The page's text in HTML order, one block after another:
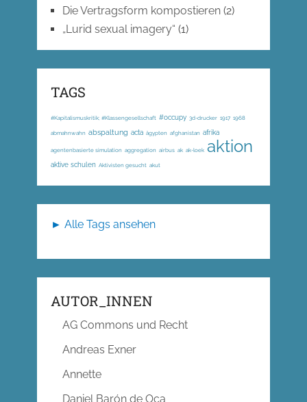
Die Vertragsform kompostieren(2)
„Lurid sexual imagery“ (1)
TAGS
#Kapitalismuskritik; #Klassengesellschaft #occupy 3d-drucker 1917 1968
abmahnwahn abspaltung acta ägypten afghanistan afrika
agentenbasierte simulation aggregation airbus ak ak-loek aktion
aktive schulen Aktivisten gesucht akut
► Alle Tags ansehen
AUTOR_INNEN
AG Commons und Recht
Andreas Exner
Annette
Daniel Barón de Oca